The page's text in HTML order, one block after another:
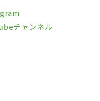
チャンネル